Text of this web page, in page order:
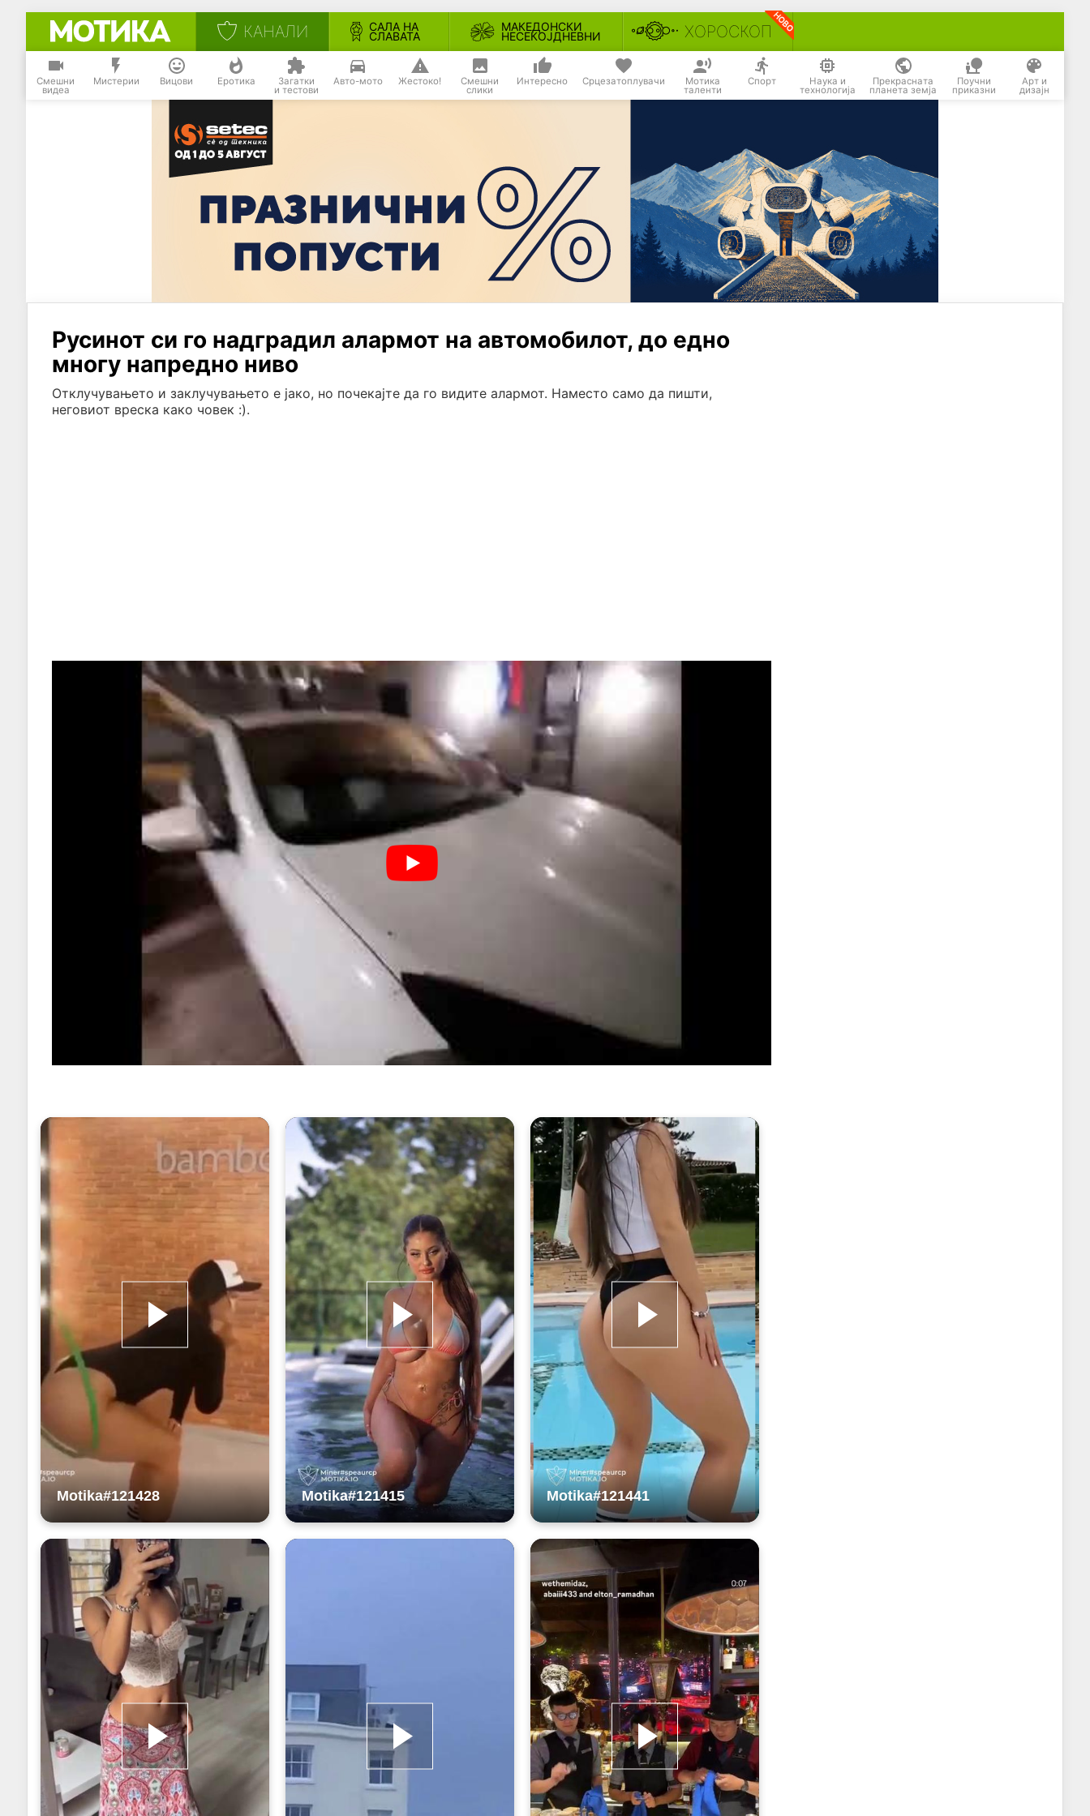
КАНАЛИ САЛА НА
СЛАВАТА
МАКЕДОНСКИ
НЕСЕКОЈДНЕВНИ ХОРОСКОП
Смешни
видеа
Мистерии Вицови Еротика Загатки
и тестови
Авто-мото Жестоко! Смешни
слики
Интересно Срцезатоплувачи Мотика
таленти
Спорт Наука и
технологија
Прекрасната
планета земја
Поучни
приказни
Арт и
дизајн
Русинот си го надградил алармот на автомобилот, до едно
многу напредно ниво
Отклучувањето и заклучувањето е јако, но почекајте да го видите алармот. Наместо само да пишти,
неговиот вреска како човек :).